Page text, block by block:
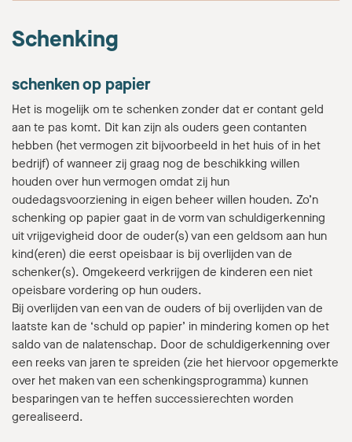
Schenking
schenken op papier
Het is mogelijk om te schenken zonder dat er contant geld
aan te pas komt. Dit kan zijn als ouders geen contanten
hebben (het vermogen zit bijvoorbeeld in het huis of in het
bedrijf) of wanneer zij graag nog de beschikking willen
houden over hun vermogen omdat zij hun
oudedagsvoorziening in eigen beheer willen houden. Zo’n
schenking op papier gaat in de vorm van schuldigerkenning
uit vrijgevigheid door de ouder(s) van een geldsom aan hun
kind(eren) die eerst opeisbaar is bij overlijden van de
schenker(s). Omgekeerd verkrijgen de kinderen een niet
opeisbare vordering op hun ouders.
Bij overlijden van een van de ouders of bij overlijden van de
laatste kan de ‘schuld op papier’ in mindering komen op het
saldo van de nalatenschap. Door de schuldigerkenning over
een reeks van jaren te spreiden (zie het hiervoor opgemerkte
over het maken van een schenkingsprogramma) kunnen
besparingen van te heffen successierechten worden
gerealiseerd.